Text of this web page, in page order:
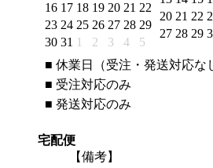
16 17 18 19 20 21 22
23 24 25 26 27 28 29
30 31 1 2 3 4 5
20 21 22
27 28 29
■ 休業日（受注・発送対応な
■ 受注対応のみ
■ 発送対応のみ
宅配便
【備考】